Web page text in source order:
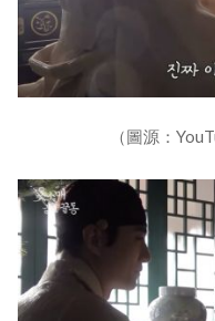
（圖源：